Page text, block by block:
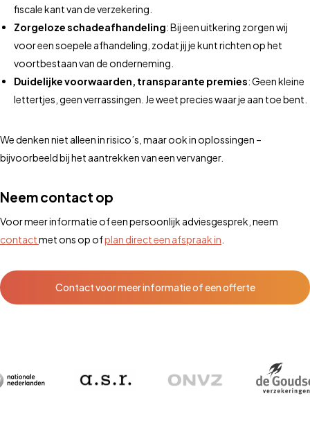
fiscale kant van de verzekering.
Zorgeloze schadeafhandeling: Bij een uitkering zorgen wij
voor een soepele afhandeling, zodat jij je kunt richten op het
voortbestaan van de onderneming.
Duidelijke voorwaarden, transparante premies: Geen kleine
lettertjes, geen verrassingen. Je weet precies waar je aan toe bent.
We denken niet alleen in risico’s, maar ook in oplossingen –
bijvoorbeeld bij het aantrekken van een vervanger.
Neem contact op
Voor meer informatie of een persoonlijk adviesgesprek, neem
contactmet ons op ofplan direct een afspraak in
Contact voor meer informatie of een offerte